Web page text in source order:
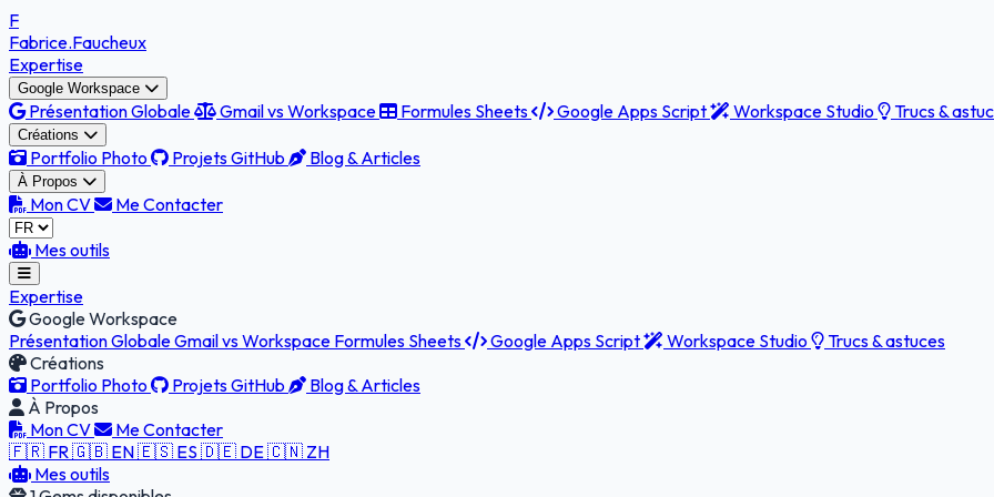
F
Fabrice.Faucheux
Expertise
Google Workspace
Présentation Globale Gmail vs Workspace Formules Sheets Google Apps Script Workspace Studio Trucs &
Créations
Portfolio Photo Projets GitHub Blog & Articles
À Propos
Mon CV Me Contacter
Mes outils
Expertise
Google Workspace
Présentation GlobaleGmail vs Workspace Formules Sheets Google Apps Script Workspace Studio
Trucs & astuces
Créations
Portfolio Photo
Projets GitHub
Blog & Articles
À Propos
Mon CV
Me Contacter
🇫🇷 FR🇬🇧 EN🇪🇸 ES 🇩🇪 DE🇨🇳 ZH
Mes outils